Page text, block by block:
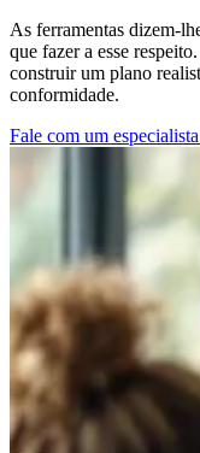
As ferramentas dizem-
que fazer a esse
construir um plano
conformidade.
Fale com um especialista